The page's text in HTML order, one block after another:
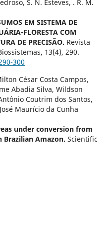
S. N. Esteves, . R. M.
EM SISTEMA DE
FLORESTA COM
DE PRECISÃO. Revista
13(4), 290.
300
César Costa Campos,
Abadia Silva, Wildson
Coutrim dos Santos,
Maurício da Cunha
under conversion from
Amazon. Scientific